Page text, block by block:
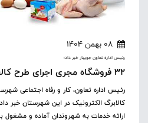
08 بهمن 1404
رئیس اداره تعاون جویبار خبر داد؛
۳۲ فروشگاه مجری اجرای طرح کالابرگ در جویبار
رئیس اداره تعاون، کار و رفاه اجتماعی
ارائه خدمات به شهروندان آماده و مشغول